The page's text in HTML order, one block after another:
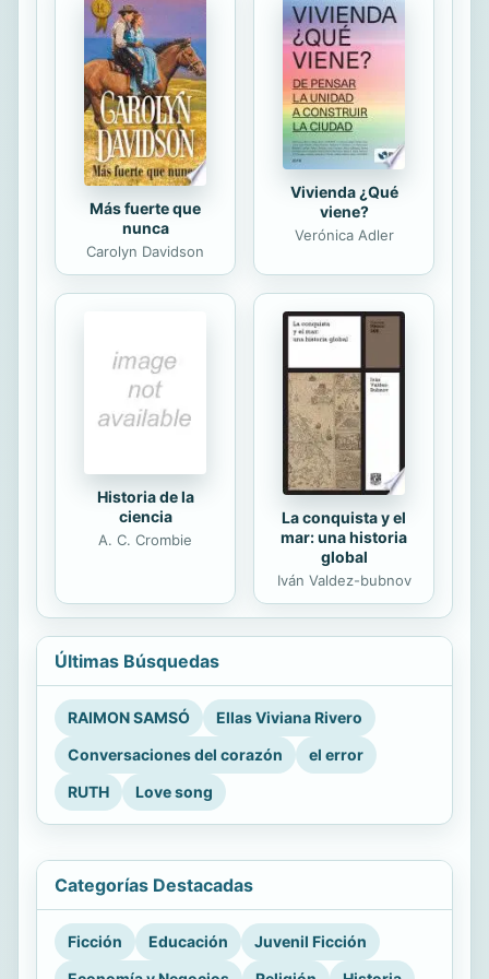
artefeños, siempre enfrentadas al
poder, hasta culminar con la
aparición de Carmen la Reina , la
libertadora anarquista, que junto con
el doctor Lucas Toledano apostará
su...
Más fuerte que
nunca
Carolyn Davidson
Vivienda ¿Qué
viene?
Verónica Adler
Historia de la
ciencia
A. C. Crombie
La conquista y el
mar: una historia
global
Iván Valdez-bubnov
Últimas Búsquedas
RAIMON SAMSÓ
Ellas Viviana Rivero
Conversaciones del corazón
el error
RUTH
Love song
Categorías Destacadas
Ficción Educación
Juvenil Ficción